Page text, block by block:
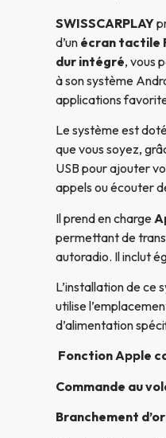
SWISSCARPLAY
d’un écran tactile
dur intégré, vous
à son système
applications
Le système est
que vous soyez,
USB pour ajouter
appels ou écouter
Il prend en charge
permettant de
autoradio. Il inclut
L’installation de ce
utilise
d’alimentation
Fonction Apple
Commande au
Branchement